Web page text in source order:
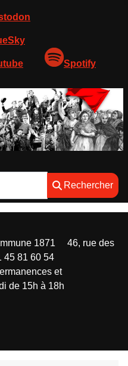
Spotify
Rechercher
1871 46, rue des
45 81 60 54
et
de 15h à 18h